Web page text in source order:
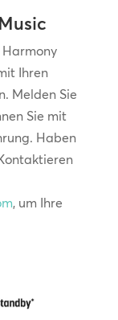
Ihren
Melden Sie
Sie mit
Haben
, um Ihre